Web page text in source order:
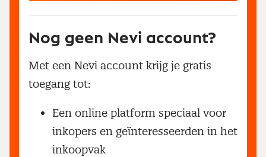
Nog geen Nevi account?
Met een Nevi account krijg je gratis
toegang tot:
Een online platform speciaal voor
inkopers en geïnteresseerden in het
inkoopvak